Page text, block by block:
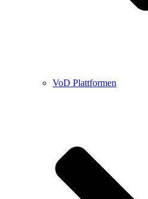
VoD Plattformen